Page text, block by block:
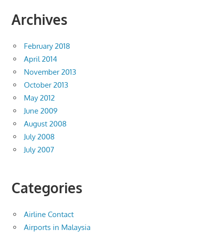
Archives
February 2018
April 2014
November 2013
October 2013
May 2012
June 2009
August 2008
July 2008
July 2007
Categories
Airline Contact
Airports in Malaysia